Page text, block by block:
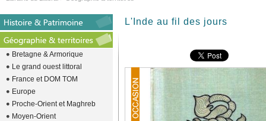
L'Inde au fil des jours
Bretagne & Armorique
Le grand ouest littoral
France et DOM TOM
Europe
Proche-Orient et Maghreb
Moyen-Orient